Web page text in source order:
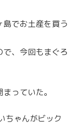
でお土産を買う
、今回もまぐろ
っていた。
ちゃんがビック